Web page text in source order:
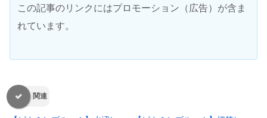
この記事のリンクにはプロモーション（広告）が含ま
れています。
関連